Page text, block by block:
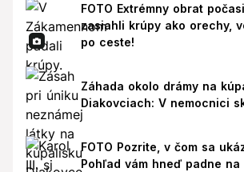
FOTO Extrémny obrat
zasiahli krúpy ako orechy,
po ceste!
Záhada okolo drámy na
Diakovciach: V nemocnici
FOTO Pozrite, v čom sa
Pohľad vám hneď padne